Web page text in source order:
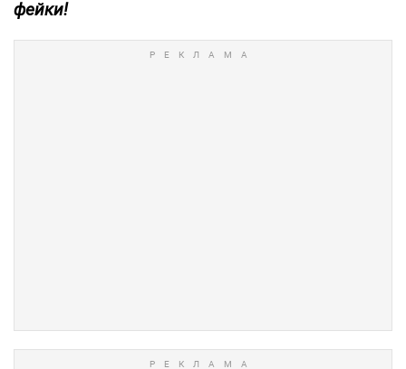
фейки!